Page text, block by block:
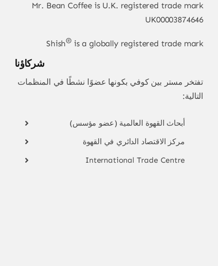
Mr. Bean Coffee is U.K. registered trade mark
UK00003874646
Shish® is a globally registered trade mark
شركاؤنا
تفتخر مستر بين كوفي بكونها عضوًا نشطًا في المنظمات
التالية:
أبحاث القهوة العالمية (عضو مؤسس)
مركز الاقتصاد الدائري في القهوة
International Trade Centre